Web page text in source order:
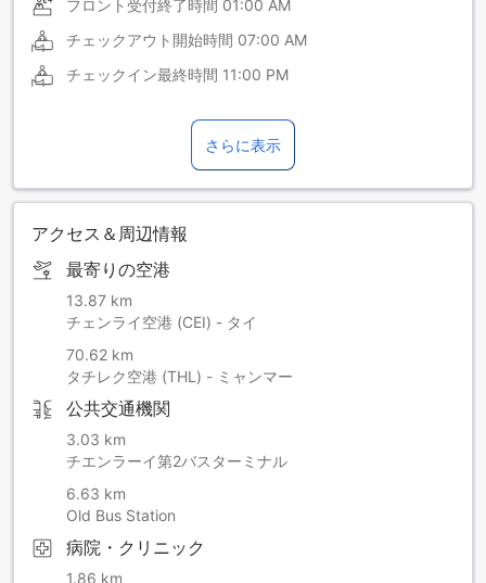
フロント受付終了時間 01:00 AM
チェックアウト開始時間 07:00 AM
チェックイン最終時間 11:00 PM
さらに表示
アクセス＆周辺情報
最寄りの空港
13.87 km
チェンライ空港 (CEI) - タイ
70.62 km
タチレク空港 (THL) - ミャンマー
公共交通機関
3.03 km
チエンラーイ第2バスターミナル
6.63 km
Old Bus Station
病院・クリニック
1.86 km